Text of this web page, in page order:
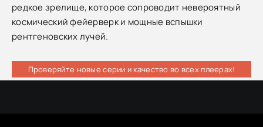
редкое зрелище, которое сопроводит невероятный
космический фейерверк и мощные вспышки
рентгеновских лучей.
Проверяйте новые серии и качество во всех плеерах!